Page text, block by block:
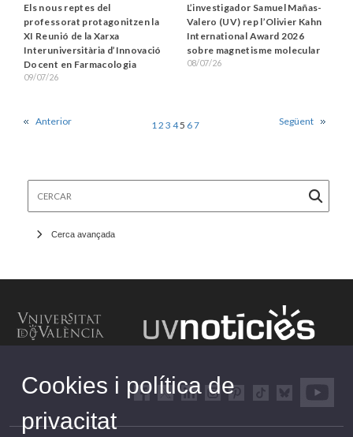
Els nous reptes del
professorat protagonitzen la
XI Reunió de la Xarxa
Interuniversitària d’Innovació
Docent en Farmacologia
09/07/26
L’investigador Samuel Mañas-
Valero (UV) rep l’Olivier Kahn
International Award 2026
sobre magnetisme molecular
08/07/26
Anterior 1 2 3 45 67 Següent
Cerca avançada
Cookies i política de
privacitat